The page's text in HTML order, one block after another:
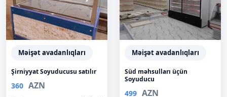
Məişət avadanlıqları
Şirniyyat Soyuducusu satılır
360 AZN
Məişət avadanlıqları
Süd məhsulları üçün
Soyuducu
499 AZN